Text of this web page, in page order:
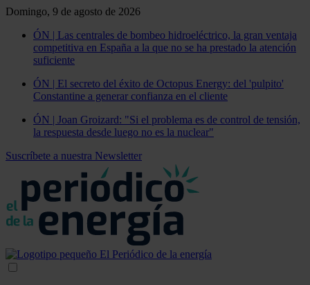
Domingo, 9 de agosto de 2026
ÓN | Las centrales de bombeo hidroeléctrico, la gran ventaja
competitiva en España a la que no se ha prestado la atención
suficiente
ÓN | El secreto del éxito de Octopus Energy: del 'pulpito'
Constantine a generar confianza en el cliente
ÓN | Joan Groizard: "Si el problema es de control de tensión,
la respuesta desde luego no es la nuclear"
Suscríbete a nuestra Newsletter